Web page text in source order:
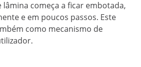
lâmina começa a ficar embotada,
e em poucos passos. Este
como mecanismo de